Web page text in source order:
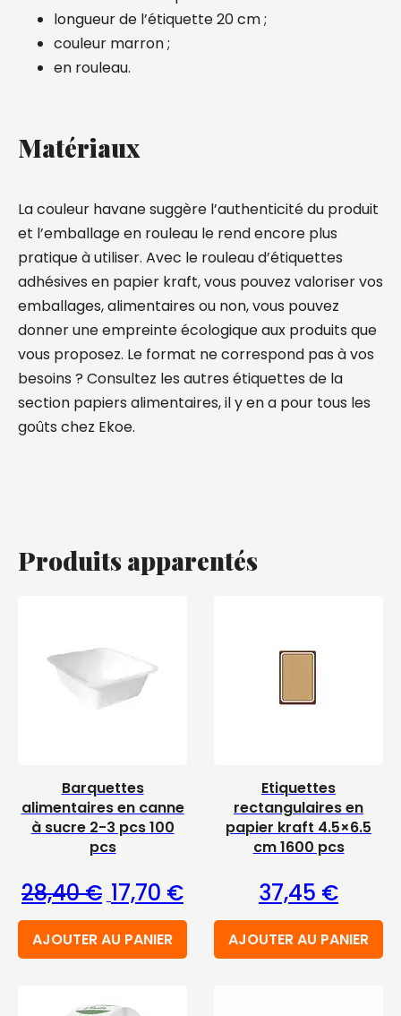
longueur de l’étiquette 20 cm ;
couleur marron ;
en rouleau.
Matériaux
La couleur havane suggère l’authenticité du produit
et l’emballage en rouleau le rend encore plus
pratique à utiliser. Avec le rouleau d’étiquettes
adhésives en papier kraft, vous pouvez valoriser vos
emballages, alimentaires ou non, vous pouvez
donner une empreinte écologique aux produits que
vous proposez. Le format ne correspond pas à vos
besoins ? Consultez les autres étiquettes de la
section papiers alimentaires, il y en a pour tous les
goûts chez Ekoe.
Produits apparentés
Barquettes
alimentaires en canne
à sucre 2-3 pcs 100
pcs
28,40€ Le prix initial était : 28,40 €.
17,70 €Le prix actuel est : 17,70 €.
AJOUTER AU PANIER
Etiquettes
rectangulaires en
papier kraft 4.5×6.5
cm 1600 pcs
37,45 €
AJOUTER AU PANIER